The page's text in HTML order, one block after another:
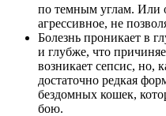
по темным углам. Или
агрессивное, не
Болезнь проникает в
и глубже, что
возникает сепсис, но,
достаточно редкая
бездомных кошек,
бою.